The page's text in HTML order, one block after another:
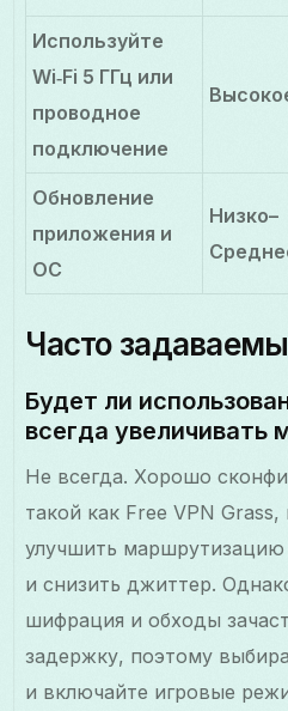
Используйте
Wi‑Fi 5 ГГц или
проводное
подключение
Обновление
приложения и
ОС
Низко–
Часто
Будет ли
всегда увеличивать
Не всегда. Хорошо
такой как Free VPN
улучшить маршрутизацию
и снизить джиттер.
шифрация и обходы
задержку, поэтому
и включайте игровые